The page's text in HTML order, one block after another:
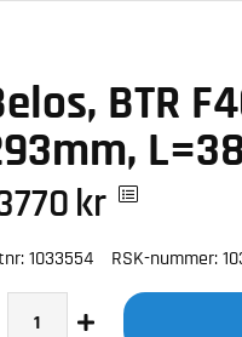
BTR
kr
1033554 RSK-nummer: